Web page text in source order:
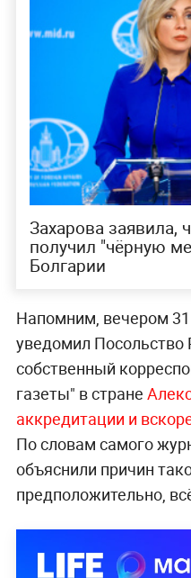
Захарова заявила,
получил "чёрную
Болгарии
Напомним, вечером
уведомил
собственный
газеты" в стране
аккредитации и
По словам самого
объяснили причин
предположительно,